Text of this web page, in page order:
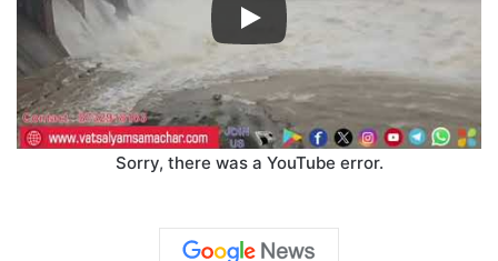
Sorry, there was a YouTube error.